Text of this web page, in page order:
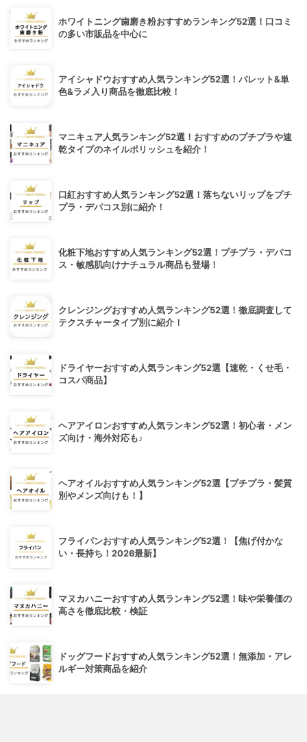
ホワイトニング歯磨き粉おすすめランキング52選！口コミ
の多い市販品を中心に
アイシャドウおすすめ人気ランキング52選！パレット&単
色&ラメ入り商品を徹底比較！
マニキュア人気ランキング52選！おすすめのプチプラや速
乾タイプのネイルポリッシュを紹介！
口紅おすすめ人気ランキング52選！落ちないリップをプチ
プラ・デパコス別に紹介！
化粧下地おすすめ人気ランキング52選！プチプラ・デパコ
ス・敏感肌向けナチュラル商品も登場！
クレンジングおすすめ人気ランキング52選！徹底調査して
テクスチャータイプ別に紹介！
ドライヤーおすすめ人気ランキング52選【速乾・くせ毛・
コスパ商品】
ヘアアイロンおすすめ人気ランキング52選！初心者・メン
ズ向け・海外対応も♪
ヘアオイルおすすめ人気ランキング52選【プチプラ・髪質
別やメンズ向けも！】
フライパンおすすめ人気ランキング52選！【焦げ付かな
い・長持ち！2026最新】
マヌカハニーおすすめ人気ランキング52選！味や栄養価の
高さを徹底比較・検証
ドッグフードおすすめ人気ランキング52選！無添加・アレ
ルギー対策商品を紹介